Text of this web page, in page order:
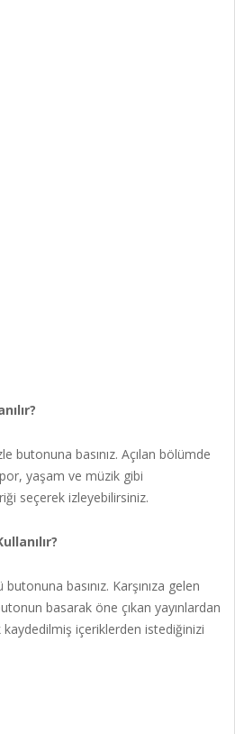
butonuna basınız. Açılan bölümde
yaşam ve müzik gibi
seçerek izleyebilirsiniz.
basınız. Karşınıza gelen
basarak öne çıkan yayınlardan
kaydedilmiş içeriklerden istediğinizi